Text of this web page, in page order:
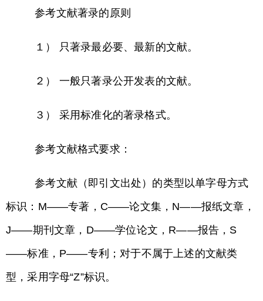
参考文献著录的原则
１） 只著录最必要、最新的文献。
２） 一般只著录公开发表的文献。
３） 采用标准化的著录格式。
参考文献格式要求：
参考文献（即引文出处）的类型以单字母方式
标识：M——专著，C——论文集，N——报纸文章，
J——期刊文章，D——学位论文，R——报告，S
——标准，P——专利；对于不属于上述的文献类
型，采用字母“Z”标识。